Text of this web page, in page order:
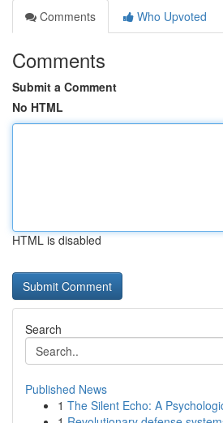
Comments
Who Upvoted
Comments
Submit a Comment
No HTML
HTML is disabled
Search
Published News
1 The Silent Echo: A